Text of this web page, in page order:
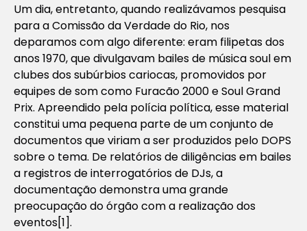
Um dia, entretanto, quando realizávamos pesquisa
para a Comissão da Verdade do Rio, nos
deparamos com algo diferente: eram filipetas dos
anos 1970, que divulgavam bailes de músicasoulem
clubes dos subúrbios cariocas, promovidos por
equipes de som como Furacão 2000 eSoul Grand
Prix. Apreendido pela polícia política, esse material
constitui uma pequena parte de um conjunto de
documentos que viriam a ser produzidos pelo DOPS
sobre o tema. De relatórios de diligências em bailes
a registros de interrogatórios de DJs, a
documentação demonstra uma grande
preocupação do órgão com a realização dos
eventos[1].